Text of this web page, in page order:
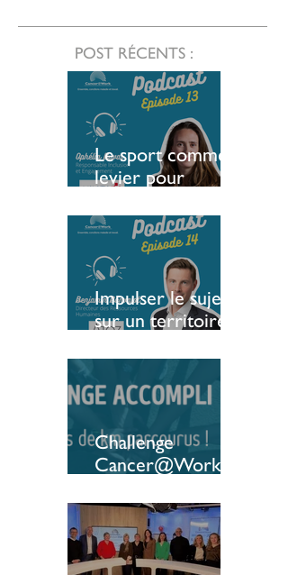
POST RÉCENTS :
Le sport comme
levier pour
des patients
Impulser le sujet
sur un territoire :
d’une entreprise
luxembourgeoise
Challenge
Cancer@Work :
qui bat tous les
reccords ! 🔥